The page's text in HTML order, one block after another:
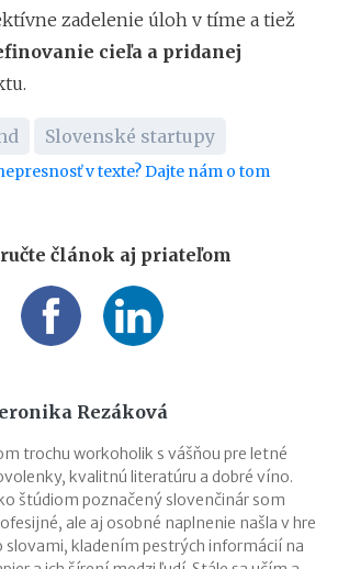
zadelenie úloh v tíme a tiež
cieľa a pridanej
Slovenské startupy
v texte? Dajte nám o tom
článok aj priateľom
Rezáková
trochu workoholik s vášňou pre letné
kvalitnú literatúru a dobré víno.
štúdiom poznačený slovenčinár som
ale aj osobné naplnenie našla v hre
slovami, kladením pestrých informácií na